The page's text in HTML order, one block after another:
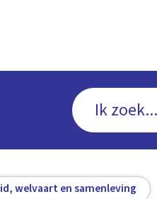
welvaart en samenleving